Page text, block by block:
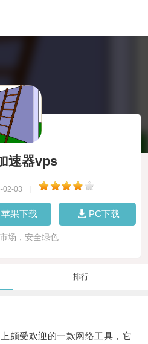
速器vps
02-03
苹果下载 PC下载
场，安全绿色
排行
受欢迎的一款网络工具，它